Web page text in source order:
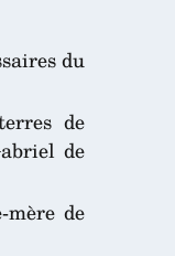
du
de
de
de